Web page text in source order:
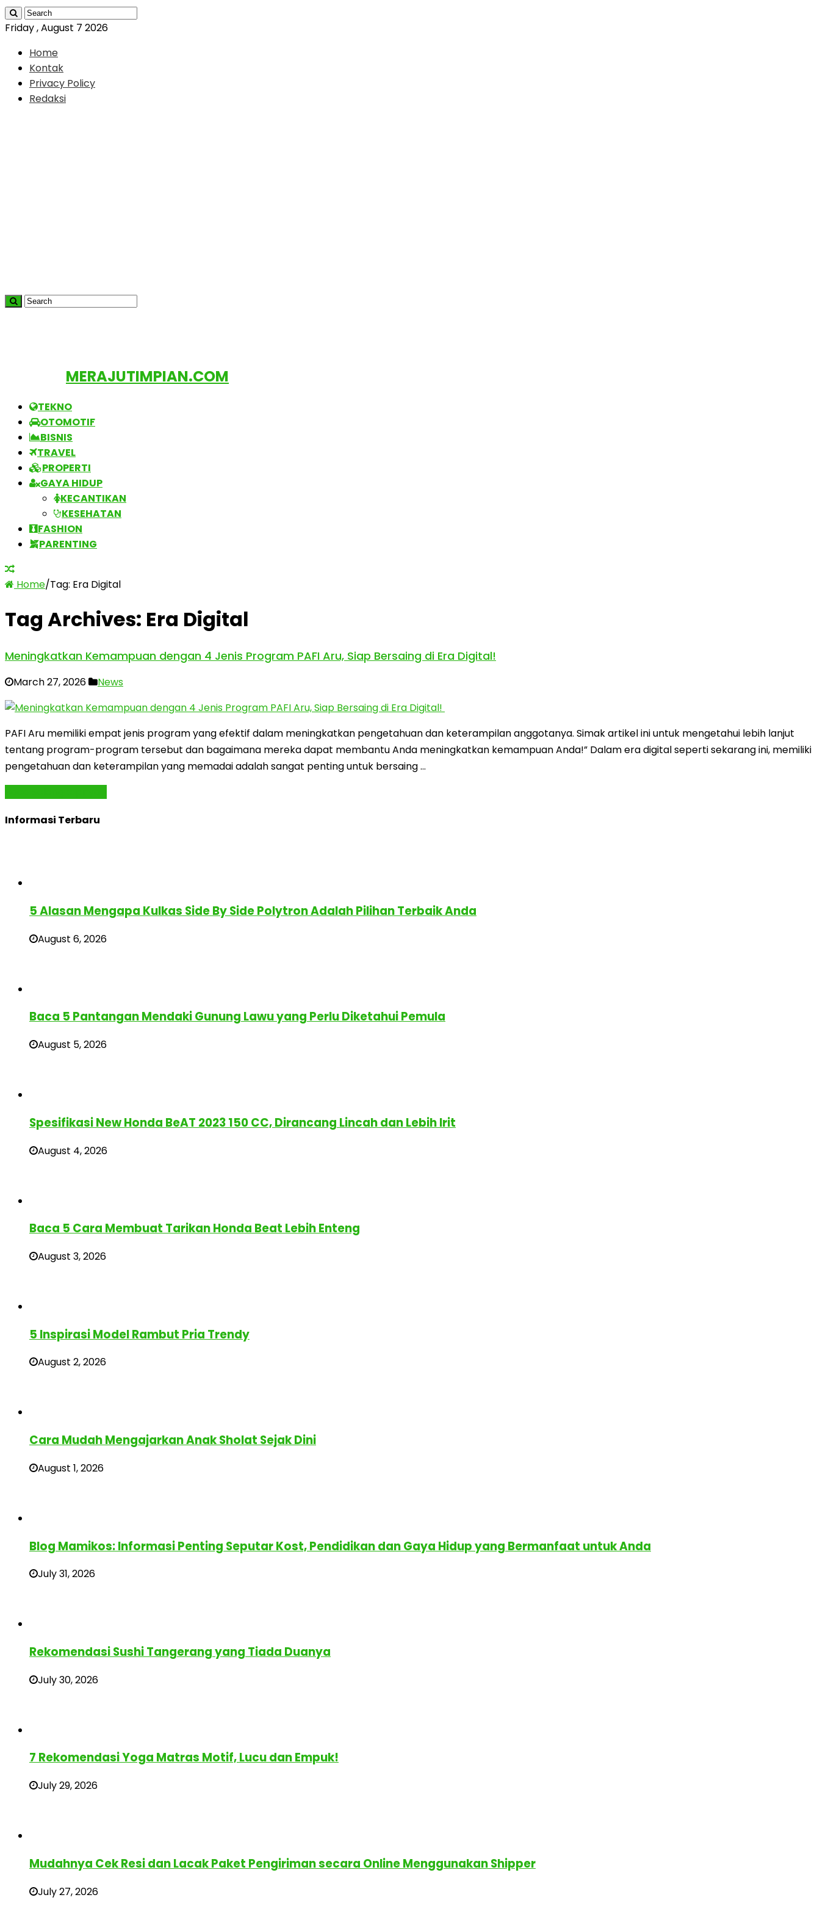
Friday , August 7 2026
Home
Kontak
Privacy Policy
Redaksi
MERAJUTIMPIAN.COM
TEKNO
OTOMOTIF
BISNIS
TRAVEL
PROPERTI
GAYA HIDUP
KECANTIKAN
KESEHATAN
FASHION
PARENTING
Home/Tag: Era Digital
Tag Archives: Era Digital
Meningkatkan Kemampuan dengan 4 Jenis Program PAFI Aru, Siap Bersaing di Era Digital!
March 27, 2026 News
PAFI Aru memiliki empat jenis program yang efektif dalam meningkatkan pengetahuan dan keterampilan anggotanya. Simak artikel ini untuk mengetahui lebih lanjut
tentang program-program tersebut dan bagaimana mereka dapat membantu Anda meningkatkan kemampuan Anda!” Dalam era digital seperti sekarang ini, memiliki
pengetahuan dan keterampilan yang memadai adalah sangat penting untuk bersaing …
Informasi Terbaru
5 Alasan Mengapa Kulkas Side By Side Polytron Adalah Pilihan Terbaik Anda
August 6, 2026
Baca 5 Pantangan Mendaki Gunung Lawu yang Perlu Diketahui Pemula
August 5, 2026
Spesifikasi New Honda BeAT 2023 150 CC, Dirancang Lincah dan Lebih Irit
August 4, 2026
Baca 5 Cara Membuat Tarikan Honda Beat Lebih Enteng
August 3, 2026
5 Inspirasi Model Rambut Pria Trendy
August 2, 2026
Cara Mudah Mengajarkan Anak Sholat Sejak Dini
August 1, 2026
Blog Mamikos: Informasi Penting Seputar Kost, Pendidikan dan Gaya Hidup yang Bermanfaat untuk Anda
July 31, 2026
Rekomendasi Sushi Tangerang yang Tiada Duanya
July 30, 2026
7 Rekomendasi Yoga Matras Motif, Lucu dan Empuk!
July 29, 2026
Mudahnya Cek Resi dan Lacak Paket Pengiriman secara Online Menggunakan Shipper
July 27, 2026